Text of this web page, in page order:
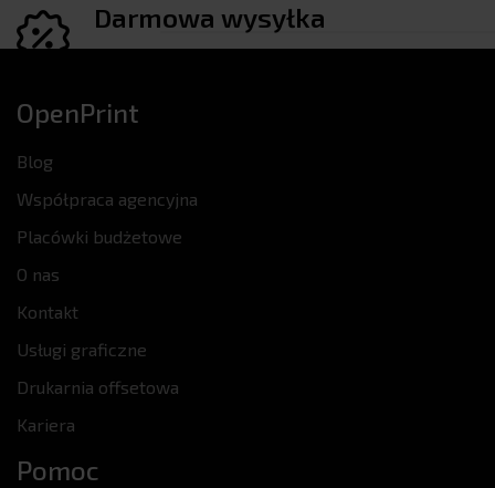
Darmowa wysyłka
OpenPrint
Blog
Współpraca agencyjna
Placówki budżetowe
O nas
Kontakt
Usługi graficzne
Drukarnia offsetowa
Kariera
Pomoc